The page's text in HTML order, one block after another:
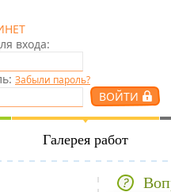
входа:
Забыли пароль?
Галерея работ